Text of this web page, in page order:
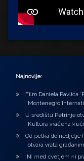
Najnovije:
Film Daniela Pavlića
Montenegro
U središtu Petrinje
Kultura vraćena
Od petka do nedjelje
otvara vrata
‘Ni med cvetjem ni